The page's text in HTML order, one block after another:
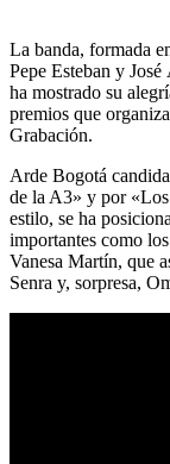
La banda, formada
Pepe Esteban y
ha mostrado su
premios que
Grabación.
Arde Bogotá
de la A3» y por
estilo, se ha
importantes como
Vanesa Martín, que
Senra y, sorpresa,